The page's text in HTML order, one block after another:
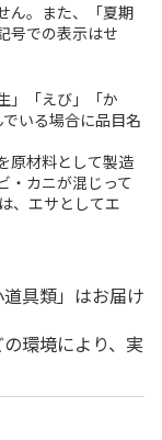
ん。また、「夏期
号での表示はせ
」「えび」「か
いる場合に品目名
原材料として製造
・カニが混じって
、エサとしてエ
具類」はお届け
環境により、実